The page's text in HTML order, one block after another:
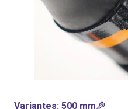
Variantes: 500 mm